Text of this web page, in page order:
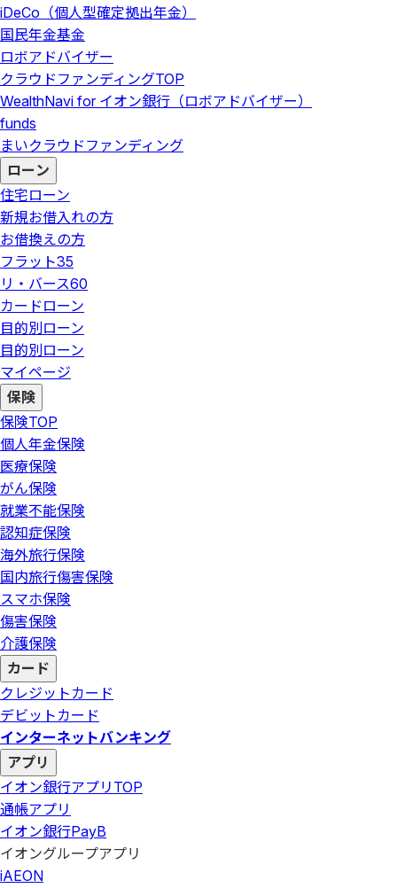
iDeCo（個人型確定拠出年金）
国民年金基金
ロボアドバイザー
クラウドファンディングTOP
WealthNavi for イオン銀行（ロボアドバイザー）
funds
まいクラウドファンディング
ローン
住宅ローン
新規お借入れの方
お借換えの方
フラット35
リ・バース60
カードローン
目的別ローン
目的別ローン
マイページ
保険
保険TOP
個人年金保険
医療保険
がん保険
就業不能保険
認知症保険
海外旅行保険
国内旅行傷害保険
スマホ保険
傷害保険
介護保険
カード
クレジットカード
デビットカード
インターネットバンキング
アプリ
イオン銀行アプリ TOP
通帳アプリ
イオン銀行PayB
イオングループアプリ
iAEON